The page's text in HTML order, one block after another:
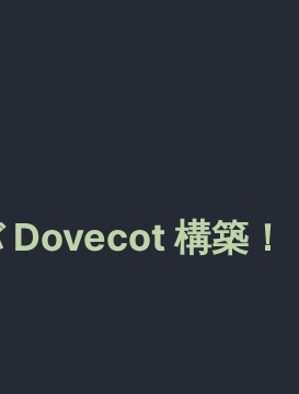
構築！